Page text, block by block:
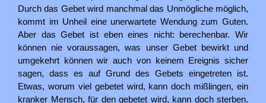
Durch das Gebet wird manchmal das Unmögliche möglich,
kommt im Unheil eine unerwartete Wendung zum Guten.
Aber das Gebet ist eben eines nicht: berechenbar. Wir
können nie voraussagen, was unser Gebet bewirkt und
umgekehrt können wir auch von keinem Ereignis sicher
sagen, dass es auf Grund des Gebets eingetreten ist.
Etwas, worum viel gebetet wird, kann doch mißlingen, ein
kranker Mensch, für den gebetet wird, kann doch sterben.